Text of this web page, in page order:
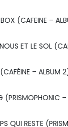
(CAFEINE –
ET LE SOL
– ALBUM
(PRISMOPHONIC
QUI RESTE